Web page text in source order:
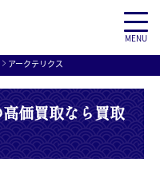
MENU
アークテリクス
価買取なら買取